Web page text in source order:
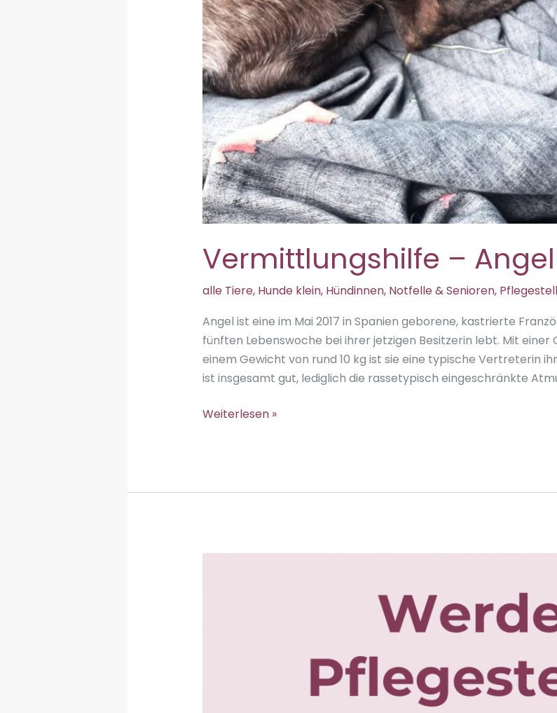
Vermittlungshilfe –
alle Tiere, Hunde klein, Hündinnen, Notfelle & Senioren,
Angel ist eine im Mai 2017 in Spanien geborene, kastrierte
fünften Lebenswoche bei ihrer jetzigen Besitzerin lebt. Mit einer
einem Gewicht von rund 10 kg ist sie eine typische Vertreterin
ist insgesamt gut, lediglich die rassetypisch eingeschränkte
Vermittlungshilfe
Weiterlesen »